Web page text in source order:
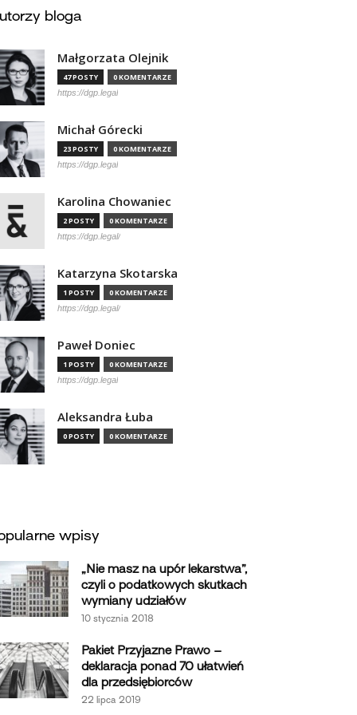
bloga
Małgorzata Olejnik
47 POSTY 0 KOMENTARZE
https://dgp.legal
Michał Górecki
23 POSTY 0 KOMENTARZE
https://dgp.legal
Karolina Chowaniec
2 POSTY 0 KOMENTARZE
https://dgp.legal/
Katarzyna Skotarska
1 POSTY 0 KOMENTARZE
https://dgp.legal/
Paweł Doniec
1 POSTY 0 KOMENTARZE
https://dgp.legal
Aleksandra Łuba
0 POSTY 0 KOMENTARZE
wpisy
„Nie masz na upór lekarstwa”,
czyli o podatkowych skutkach
wymiany udziałów
10 stycznia 2018
Pakiet Przyjazne Prawo –
deklaracja ponad 70 ułatwień
dla przedsiębiorców
22 lipca 2019